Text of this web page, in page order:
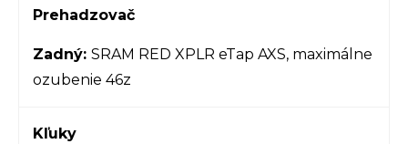
Prehadzovač
Zadný: SRAM RED XPLR eTap AXS, maximálne
ozubenie 46z
Kľuky